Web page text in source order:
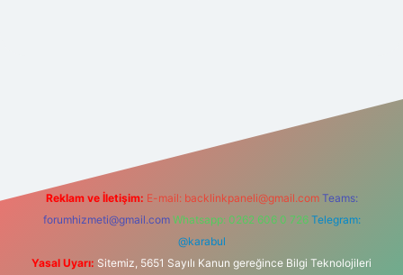
Reklam ve İletişim: E-mail: backlinkpaneli@gmail.com Teams:
forumhizmeti@gmail.com Whatsapp: 0262 606 0 726 Telegram:
@karabul
Yasal Uyarı: Sitemiz, 5651 Sayılı Kanun gereğince Bilgi Teknolojileri